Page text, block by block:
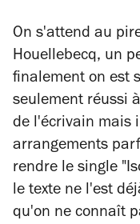
On s'attend au
Houellebecq, un
finalement on est
seulement réussi
de l'écrivain mais
arrangements
rendre le single
le texte ne l'est
qu'on ne connaît